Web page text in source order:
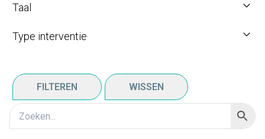
Taal
Type interventie
FILTEREN WISSEN